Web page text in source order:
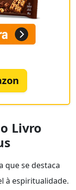
Livro
que se destaca
à espiritualidade.